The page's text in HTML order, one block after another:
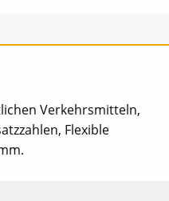
Verkehrsmitteln,
Flexible